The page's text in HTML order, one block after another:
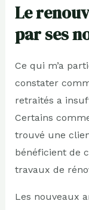
Le
par ses
Ce qui m’a
constater
retraités a
Certains
trouvé une
bénéficient de
travaux de
Les nouveaux